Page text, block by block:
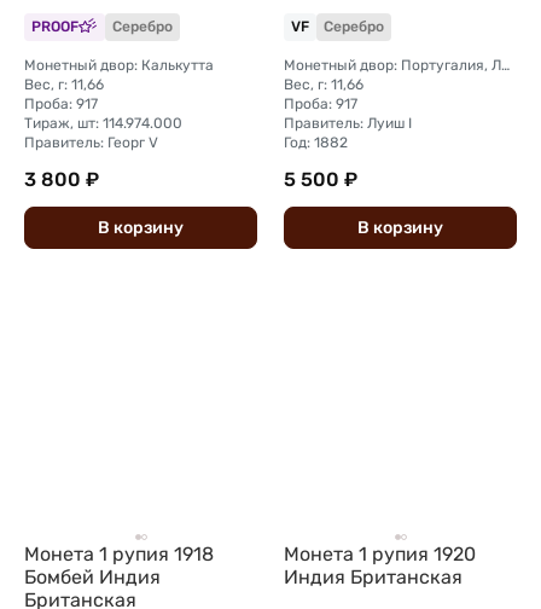
PROOF Серебро
Монетный двор: Калькутта
Вес, г: 11,66
Проба: 917
Тираж, шт: 114.974.000
Правитель: Георг V
3 800 ₽
В корзину
VF Серебро
Монетный двор: Португалия, Лиссабон (INCM)
Вес, г: 11,66
Проба: 917
Правитель: Луиш I
Год: 1882
5 500 ₽
В корзину
Монета 1 рупия 1918
Бомбей Индия
Британская
Монета 1 рупия 1920
Индия Британская